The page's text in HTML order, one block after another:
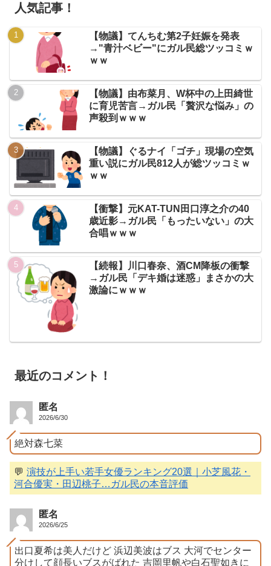
人気記事！
【物議】てんちむ第2子妊娠を発表
→"青汁ベビー"にガル民総ツッコミｗ
ｗｗ
【物議】由布菜月、W杯中の上田綺世
に育児苦言→ガル民「贅沢な悩み」の
声殺到ｗｗｗ
【物議】ぐるナイ「ゴチ」現場の空気
重い説にガル民812人が総ツッコミｗ
ｗｗ
【衝撃】元KAT-TUN田口淳之介の40
歳近影→ガル民「もったいない」の大
合唱ｗｗｗ
【続報】川口春奈、酒CM降板の衝撃
→ガル民「デキ婚は迷惑」まさかの大
激論にｗｗｗ
最近のコメント！
匿名
2026/6/30
絶対森七菜
💬 演技が上手い若手女優ランキング20選｜小芝風花・
河合優実・田辺桃子…ガル民の本音評価
匿名
2026/6/25
出口夏希は美人だけど 浜辺美波はブス 大河でセンター
分けして顔長いブスがばれた 吉岡里帆や白石聖如きに